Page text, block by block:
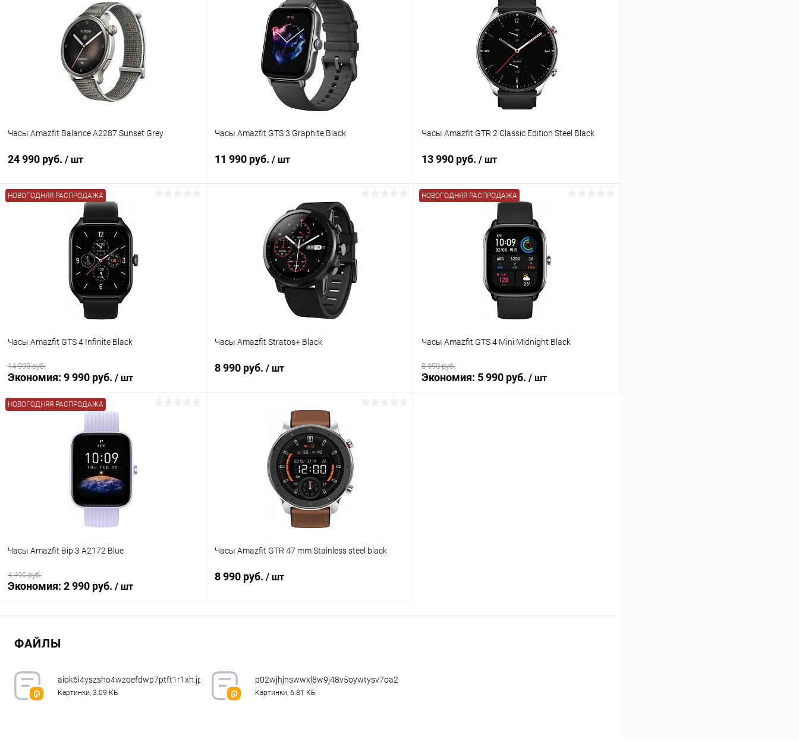
Часы Amazfit Balance A2287 Sunset Grey
24 990 руб. / шт
В корзину
К сравнению
В наличии
Часы Amazfit GTS 3 Graphite Black
11 990 руб. / шт
В корзину
К сравнению
В избранное В наличии
Часы Amazfit GTR 2 Classic Edition Steel Black
13 990 руб. / шт
В корзину
К сравнению
В наличии
НОВОГОДНЯЯ РАСПРОДАЖА
Часы Amazfit GTS 4 Infinite Black
14 990 руб.
Экономия: 9 990 руб. / шт
В корзину
К сравнению
В наличии
Часы Amazfit Stratos+ Black
8 990 руб. / шт
В корзину
К сравнению
В избранное В наличии
НОВОГОДНЯЯ РАСПРОДАЖА
Часы Amazfit GTS 4 Mini Midnight Black
8 990 руб.
Экономия: 5 990 руб. / шт
НОВОГОДНЯЯ РАСПРОДАЖА
Часы Amazfit Bip 3 A2172 Blue
4 490 руб.
Экономия: 2 990 руб. / шт
В избранное
Часы Amazfit GTR 47 mm Stainless steel black
8 990 руб. / шт
В избранное Под заказ
ФАЙЛЫ
aiok6i4yszsho4wzoefdwp7ptft1r1xh.jpg.webp
Картинки, 3.09 КБ
p02wjhjnswwxl8w9j48v5oywtysv7oa2.jpg.webp
Картинки, 6.81 КБ